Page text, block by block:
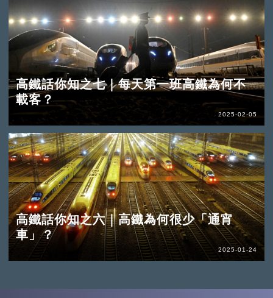
高鐵話你知之七｜每天第一班高鐵為何不
載客？
2025-02-05
高鐵話你知之六｜高鐵為何很少「通宵
車」？
2025-01-24